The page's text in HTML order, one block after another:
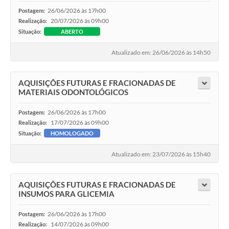
Postagem: 26/06/2026 às 17h00
Realização: 20/07/2026 às 09h00
Situação: ABERTO
Atualizado em: 26/06/2026 às 14h50
AQUISIÇÕES FUTURAS E FRACIONADAS DE
MATERIAIS ODONTOLÓGICOS
Postagem: 26/06/2026 às 17h00
Realização: 17/07/2026 às 09h00
Situação: HOMOLOGADO
Atualizado em: 23/07/2026 às 15h40
AQUISIÇÕES FUTURAS E FRACIONADAS DE
INSUMOS PARA GLICEMIA
Postagem: 26/06/2026 às 17h00
Realização: 14/07/2026 às 09h00